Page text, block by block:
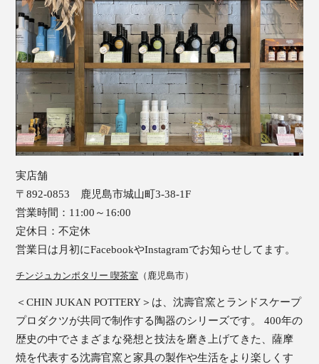
実店舗
〒892-0853 鹿児島市城山町3-38-1F
営業時間：11:00～16:00
定休日：不定休
営業日は月初にFacebookやInstagramでお知らせしてます。
チンジュカンポタリー 喫茶室 （鹿児島市）
＜CHIN JUKAN POTTERY＞は、沈壽官窯とランドスケープ
プロダクツが共同で制作する陶器のシリーズです。 400年の
歴史の中でさまざまな発想と技法を磨き上げてきた、薩摩
焼を代表する沈壽官窯と家具の製作や生活をより楽しくす